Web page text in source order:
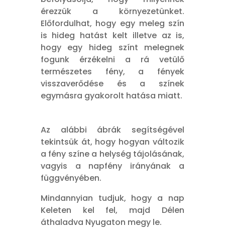
érezzük a környezetünket.
Előfordulhat, hogy egy meleg szín
is hideg hatást kelt illetve az is,
hogy egy hideg színt melegnek
fogunk érzékelni a rá vetülő
természetes fény, a fények
visszaverődése és a színek
egymásra gyakorolt hatása miatt.
Az alábbi ábrák segítségével
tekintsük át, hogy hogyan változik
a fény színe a helység tájolásának,
vagyis a napfény irányának a
függvényében.
Mindannyian tudjuk, hogy a nap
Keleten kel fel, majd Délen
áthaladva Nyugaton megy le.